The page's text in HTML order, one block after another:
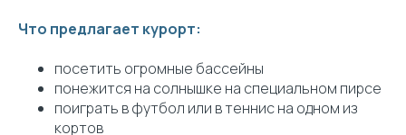
Что предлагает курорт:
посетить огромные бассейны
понежится на солнышке на специальном пирсе
поиграть в футбол или в теннис на одном из
кортов